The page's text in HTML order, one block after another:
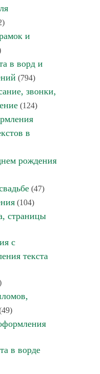
и
в ворд и
(794)
звонки,
(124)
в
рождения
(47)
(104)
страницы
с
текста
в ворде